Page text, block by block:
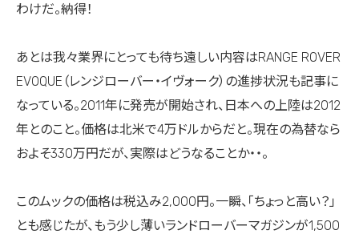
わけだ。納得！
あとは我々業界にとっても待ち遠しい内容はRANGE ROVER
EVOQUE（レンジローバー・イヴォーク）の進捗状況も記事に
なっている。2011年に発売が開始され、日本への上陸は2012
年とのこと。価格は北米で4万ドルからだと。現在の為替なら
およそ330万円だが、実際はどうなることか・・。
このムックの価格は税込み2,000円。一瞬、「ちょっと高い？」
とも感じたが、もう少し薄いランドローバーマガジンが1,500